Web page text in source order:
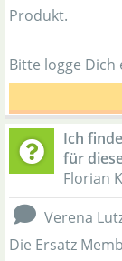
Produkt.
Bitte logge Dich
Ich
für
Florian
Verena
Die Ersatz